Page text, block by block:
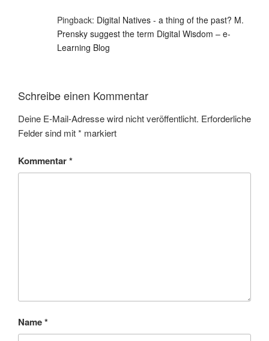
Pingback: Digital Natives - a thing of the past? M.
Prensky suggest the term Digital Wisdom – e-
Learning Blog
Schreibe einen Kommentar
Deine E-Mail-Adresse wird nicht veröffentlicht. Erforderliche
Felder sind mit* markiert
Kommentar*
Name*